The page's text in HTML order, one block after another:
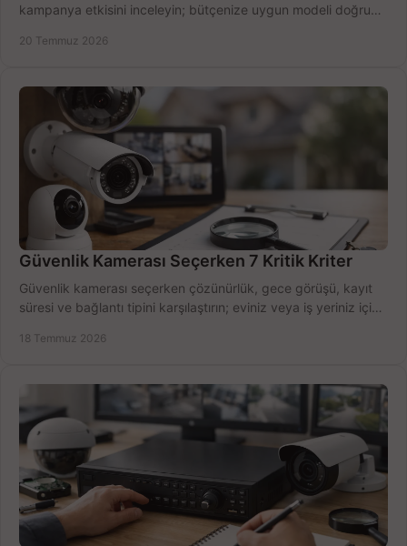
kampanya etkisini inceleyin; bütçenize uygun modeli doğru
20 Temmuz 2026
Güvenlik Kamerası Seçerken 7 Kritik Kriter
Güvenlik kamerası seçerken çözünürlük, gece görüşü, kayıt
süresi ve bağlantı tipini karşılaştırın; eviniz veya iş yeriniz için
18 Temmuz 2026